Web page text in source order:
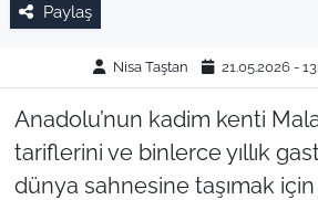
Paylaş
Nisa Taştan 21.05.2026 -
Anadolu’nun kadim kenti
tariflerini ve binlerce yıllık
dünya sahnesine taşımak